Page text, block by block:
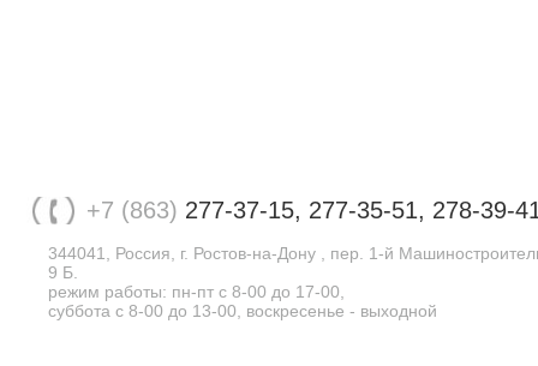
+7 (863) 277-37-15, 277-35-51, 278-39-
344041, Россия, г. Ростов-на-Дону , пер. 1-й
9 Б.
режим работы: пн-пт с 8-00 до 17-00,
суббота с 8-00 до 13-00, воскресенье - выходной